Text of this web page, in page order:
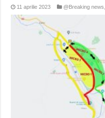
11 aprilie 2023 @Breaking news